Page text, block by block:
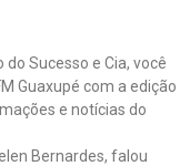
Sucesso e Cia, você
Guaxupé com a edição
e notícias do
Bernardes, falou